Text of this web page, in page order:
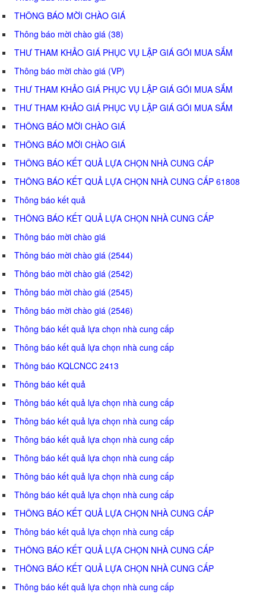
THÔNG BÁO MỜI CHÀO GIÁ
Thông báo mời chào giá (38)
THƯ THAM KHẢO GIÁ PHỤC VỤ LẬP GIÁ GÓI MUA SẮM
Thông báo mời chào giá (VP)
THƯ THAM KHẢO GIÁ PHỤC VỤ LẬP GIÁ GÓI MUA SẮM
THƯ THAM KHẢO GIÁ PHỤC VỤ LẬP GIÁ GÓI MUA SẮM
THÔNG BÁO MỜI CHÀO GIÁ
THÔNG BÁO MỜI CHÀO GIÁ
THÔNG BÁO KẾT QUẢ LỰA CHỌN NHÀ CUNG CẤP
THÔNG BÁO KẾT QUẢ LỰA CHỌN NHÀ CUNG CẤP 61808
Thông báo kết quả
THÔNG BÁO KẾT QUẢ LỰA CHỌN NHÀ CUNG CẤP
Thông báo mời chào giá
Thông báo mời chào giá (2544)
Thông báo mời chào giá (2542)
Thông báo mời chào giá (2545)
Thông báo mời chào giá (2546)
Thông báo kết quả lựa chọn nhà cung cấp
Thông báo kết quả lựa chọn nhà cung cấp
Thông báo KQLCNCC 2413
Thông báo kết quả
Thông báo kết quả lựa chọn nhà cung cấp
Thông báo kết quả lựa chọn nhà cung cấp
Thông báo kết quả lựa chọn nhà cung cấp
Thông báo kết quả lựa chọn nhà cung cấp
Thông báo kết quả lựa chọn nhà cung cấp
Thông báo kết quả lựa chọn nhà cung cấp
THÔNG BÁO KẾT QUẢ LỰA CHỌN NHÀ CUNG CẤP
Thông báo kết quả lựa chọn nhà cung cấp
THÔNG BÁO KẾT QUẢ LỰA CHỌN NHÀ CUNG CẤP
THÔNG BÁO KẾT QUẢ LỰA CHỌN NHÀ CUNG CẤP
Thông báo kết quả lựa chọn nhà cung cấp